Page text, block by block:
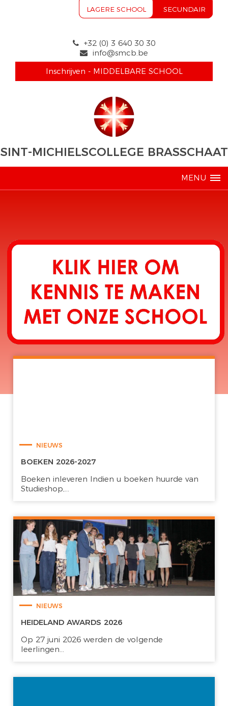
+32 (0) 3 640 30 30
info@smcb.be
Inschrijven - MIDDELBARE SCHOOL
SINT-MICHIELSCOLLEGE BRASSCHAAT
LAGERE SCHOOL SECUNDAIR
MENU
NIEUWS
BOEKEN 2026-2027
Boeken inleveren Indien u boeken huurde van
Studieshop,...
NIEUWS
HEIDELAND AWARDS 2026
Op 27 juni 2026 werden de volgende
leerlingen...